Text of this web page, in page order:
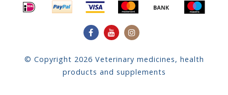
© Copyright 2026 Veterinary medicines, health
products and supplements